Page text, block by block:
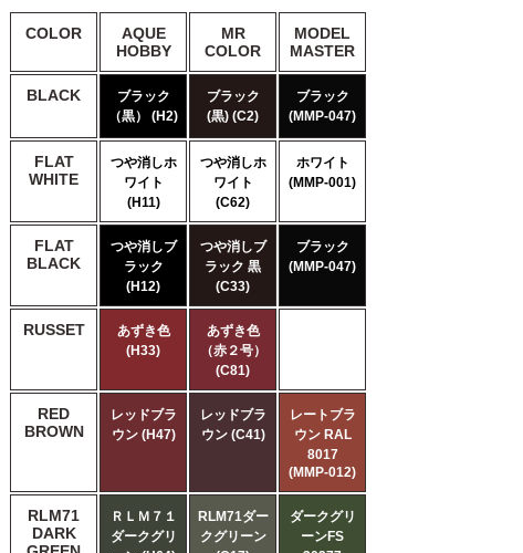
COLOR
AQUE
HOBBY
MR
COLOR
MODEL
MASTER
BLACK
ブラック
（黒） (H2)
ブラック
(黒) (C2)
ブラック
(MMP-047)
FLAT
WHITE
つや消しホ
ワイト
(H11)
つや消しホ
ワイト
(C62)
ホワイト
(MMP-001)
FLAT
BLACK
つや消しブ
ラック
(H12)
つや消しブ
ラック 黒
(C33)
ブラック
(MMP-047)
RUSSET
あずき色
(H33)
あずき色
（赤２号）
(C81)
RED
BROWN
レッドブラ
ウン (H47)
レッドブラ
ウン (C41)
レートブラ
ウン RAL
8017
(MMP-012)
RLM71
DARK
ＲＬＭ７１
ダークグリ
RLM71ダー
クグリーン
ダークグリ
ーンFS